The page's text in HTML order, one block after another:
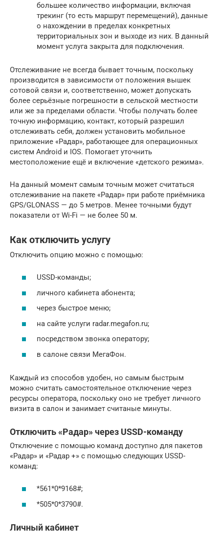
большее количество информации, включая
трекинг (то есть маршрут перемещений), данные
о нахождении в пределах конкретных
территориальных зон и выходе из них. В данный
момент услуга закрыта для подключения.
Отслеживание не всегда бывает точным, поскольку
производится в зависимости от положения вышек
сотовой связи и, соответственно, может допускать
более серьёзные погрешности в сельской местности
или же за пределами области. Чтобы получать более
точную информацию, контакт, который разрешил
отслеживать себя, должен установить мобильное
приложение «Радар», работающее для операционных
систем Android и IOS. Помогает уточнить
местоположение ещё и включение «детского режима».
На данный момент самым точным может считаться
отслеживание на пакете «Радар» при работе приёмника
GPS/GLONASS — до 5 метров. Менее точными будут
показатели от Wi-Fi — не более 50 м.
Как отключить услугу
Отключить опцию можно с помощью:
USSD-команды;
личного кабинета абонента;
через быстрое меню;
на сайте услуги radar.megafon.ru;
посредством звонка оператору;
в салоне связи МегаФон.
Каждый из способов удобен, но самым быстрым
можно считать самостоятельное отключение через
ресурсы оператора, поскольку оно не требует личного
визита в салон и занимает считаные минуты.
Отключить «Радар» через USSD-команду
Отключение с помощью команд доступно для пакетов
«Радар» и «Радар +» с помощью следующих USSD-
команд:
*561*0*9168#;
*505*0*3790#.
Личный кабинет